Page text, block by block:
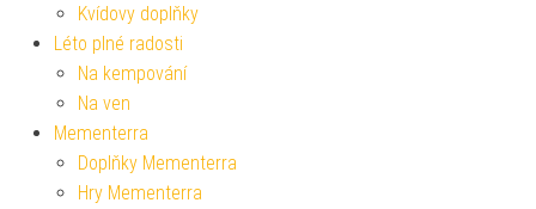
Kvídovy doplňky
Léto plné radosti
Na kempování
Na ven
Mementerra
Doplňky Mementerra
Hry Mementerra